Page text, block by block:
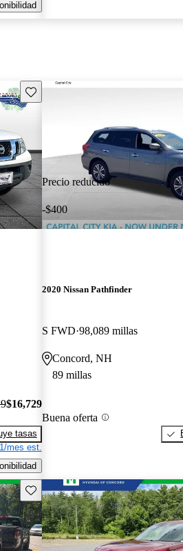
Guarda este Aviso
$16,729
tasas
mes est.
Precio reducido
-$400
2020 Nissan Pathfinder
S FWD 98,089 millas
Concord, NH
89 millas
Buena oferta
Guarda este Aviso